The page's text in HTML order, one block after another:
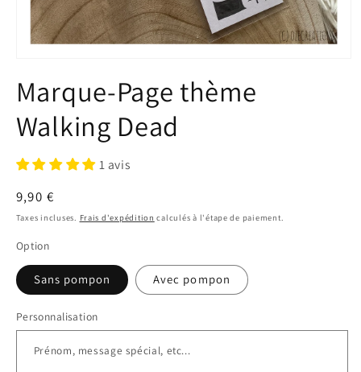
média
1
une
fenêtre
Marque-Page thème
Walking Dead
1 avis
Prix
habituel
9,90 €
Taxes incluses. Frais d'expédition calculés à l'étape de paiement.
Option
Sans pompon Avec pompon
Personnalisation